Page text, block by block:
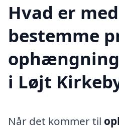
Hvad er
bestemme
i Løjt
Når det kommer til